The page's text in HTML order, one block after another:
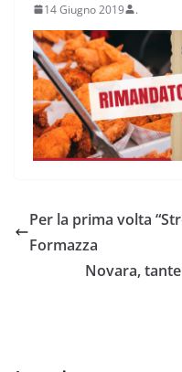
14 Giugno 2019 .
Per la prima volta
Formazza
Novara,